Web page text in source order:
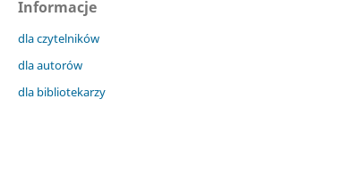
Informacje
dla czytelników
dla autorów
dla bibliotekarzy